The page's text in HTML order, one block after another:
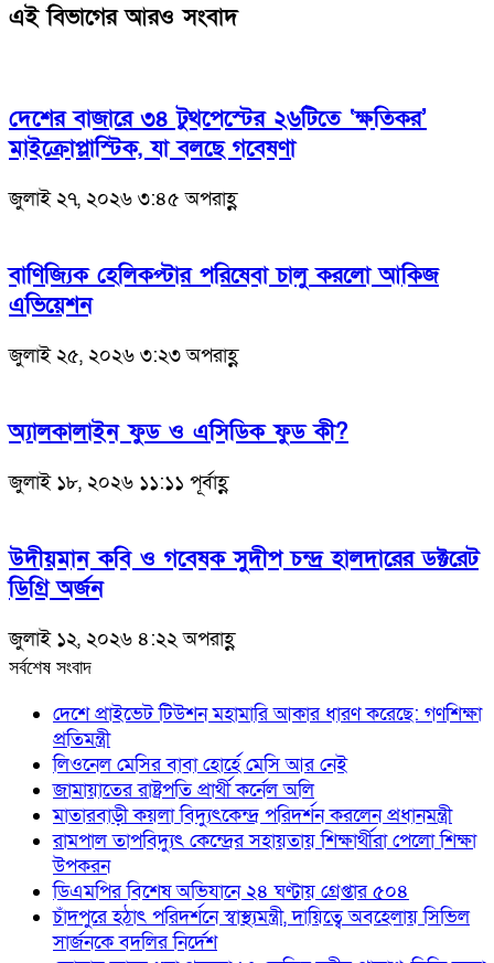
এই বিভাগের আরও সংবাদ
দেশের বাজারে ৩৪ টুথপেস্টের ২৬টিতে ‘ক্ষতিকর’
মাইক্রোপ্লাস্টিক, যা বলছে গবেষণা
জুলাই ২৭, ২০২৬ ৩:৪৫ অপরাহ্ণ
বাণিজ্যিক হেলিকপ্টার পরিষেবা চালু করলো আকিজ
এভিয়েশন
জুলাই ২৫, ২০২৬ ৩:২৩ অপরাহ্ণ
অ্যালকালাইন ফুড ও এসিডিক ফুড কী?
জুলাই ১৮, ২০২৬ ১১:১১ পূর্বাহ্ণ
উদীয়মান কবি ও গবেষক সুদীপ চন্দ্র হালদারের ডক্টরেট
ডিগ্রি অর্জন
জুলাই ১২, ২০২৬ ৪:২২ অপরাহ্ণ
সর্বশেষ সংবাদ
দেশে প্রাইভেট টিউশন মহামারি আকার ধারণ করেছে: গণশিক্ষা
প্রতিমন্ত্রী
লিওনেল মেসির বাবা হোর্হে মেসি আর নেই
জামায়াতের রাষ্ট্রপতি প্রার্থী কর্নেল অলি
মাতারবাড়ী কয়লা বিদ্যুৎকেন্দ্র পরিদর্শন করলেন প্রধানমন্ত্রী
রামপাল তাপবিদ্যুৎ কেন্দ্রের সহায়তায় শিক্ষার্থীরা পেলো শিক্ষা
উপকরন
ডিএমপির বিশেষ অভিযানে ২৪ ঘণ্টায় গ্রেপ্তার ৫০৪
চাঁদপুরে হঠাৎ পরিদর্শনে স্বাস্থ্যমন্ত্রী, দায়িত্বে অবহেলায় সিভিল
সার্জনকে বদলির নির্দেশ